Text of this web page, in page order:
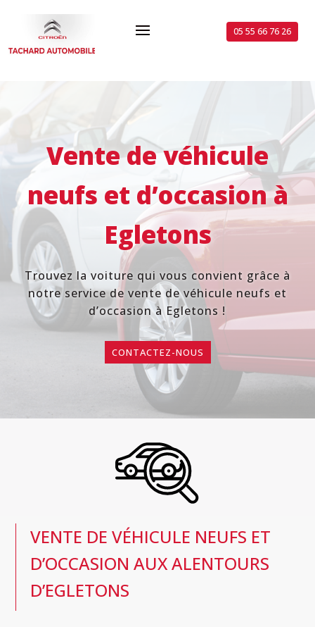
05 55 66 76 26
Vente de véhicule
neufs et d’occasionà
Egletons
Trouvez la voiture qui vous convient grâce à
notre service de vente de véhicule neufs et
d’occasion à Egletons !
CONTACTEZ-NOUS
VENTE DE VÉHICULE NEUFS ET
D’OCCASION AUX ALENTOURS
D’EGLETONS